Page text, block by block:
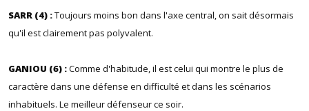
SARR (4) :Toujours moins bon dans l'axe central, on sait désormais
qu'il est clairement pas polyvalent.
GANIOU (6) :Comme d'habitude, il est celui qui montre le plus de
caractère dans une défense en difficulté et dans les scénarios
inhabituels. Le meilleur défenseur ce soir.